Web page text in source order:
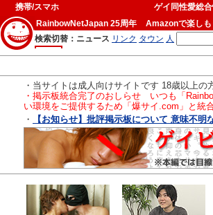
携帯/スマホ
ゲイ同性愛総
RainbowNetJapan 25周年
Amazonで楽しも
・当サイトは成人向けサイトです 18歳以上の
・掲示板統合完了のおしらせ いつも「
い環境をご提供するため「爆サイ.com」と統
・
【お知らせ】批評掲示板について 意味不